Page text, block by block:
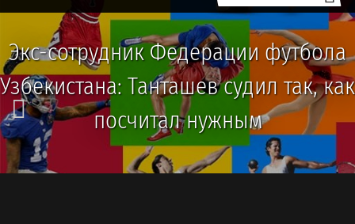
Экс-сотрудник Федерации футбола
Узбекистана: Танташев судил так, как
посчитал нужным